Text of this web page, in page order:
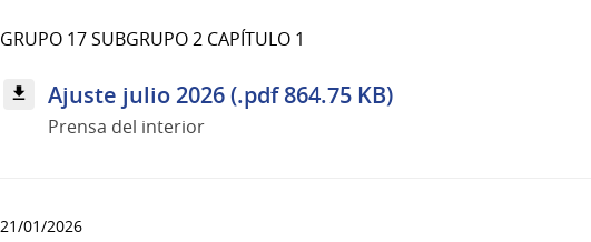
GRUPO 17 SUBGRUPO 2 CAPÍTULO 1
Ajuste julio 2026 (.pdf 864.75 KB)
Prensa del interior
21/01/2026